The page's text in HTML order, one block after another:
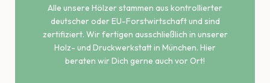
Alle unsere Hölzer stammen aus kontrollierter
deutscher oder EU-Forstwirtschaft und sind
zertifiziert. Wir fertigen ausschließlich in unserer
Holz- und Druckwerkstatt in München. Hier
beraten wir Dich gerne auch vor Ort!